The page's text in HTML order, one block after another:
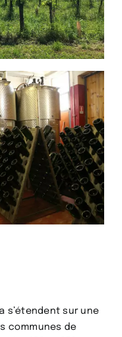
s’étendent sur une
communes de